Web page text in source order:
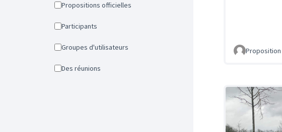
Propositions officielles
Participants
Groupes d'utilisateurs
Des réunions